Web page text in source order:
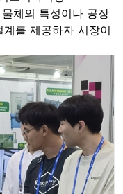
체의 특성이나 공장
를 제공하자 시장이